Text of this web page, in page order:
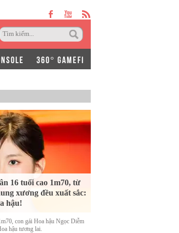
360° GAMEFI
16 tuổi cao 1m70, từ
xương đều xuất sắc:
hậu!
con gái Hoa hậu Ngọc Diễm
hậu tương lai.